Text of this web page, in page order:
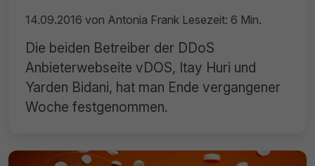
14.09.2016 von Antonia Frank Lesezeit: 6 Min.
Die beiden Betreiber der DDoS
Anbieterwebseite vDOS, Itay Huri und
Yarden Bidani, hat man Ende vergangener
Woche festgenommen.